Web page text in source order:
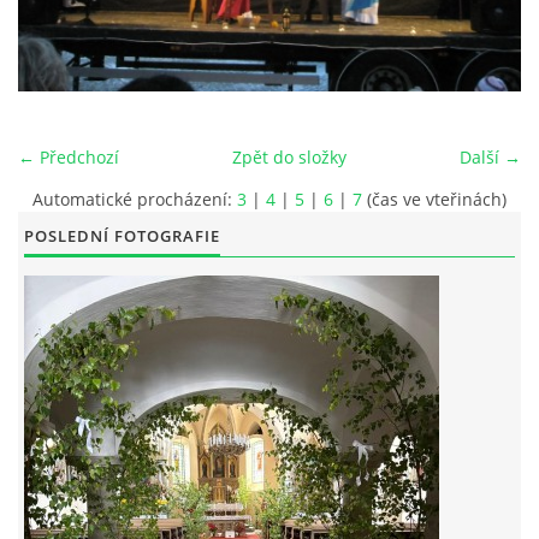
POŘAD BOHOSLUŽEB
AKTUALITY
ŽIVOTOPISY SVATÝCH
DUCHOVNÍ SLOVO
ÚVAHA MĚSÍCE
← Předchozí Další →
Zpět do složky
Automatické procházení: 3 | 4 | 5 | 6 | 7 (čas ve vteřinách)
POSLEDNÍ FOTOGRAFIE